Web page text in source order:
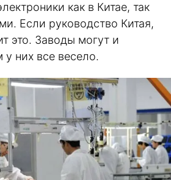
как в Китае, так
Если руководство Китая,
это. Заводы могут и
у них все весело.